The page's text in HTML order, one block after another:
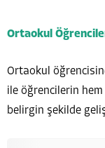
Ortaokul
Ortaokul
ile öğrencilerin hem
belirgin şekilde